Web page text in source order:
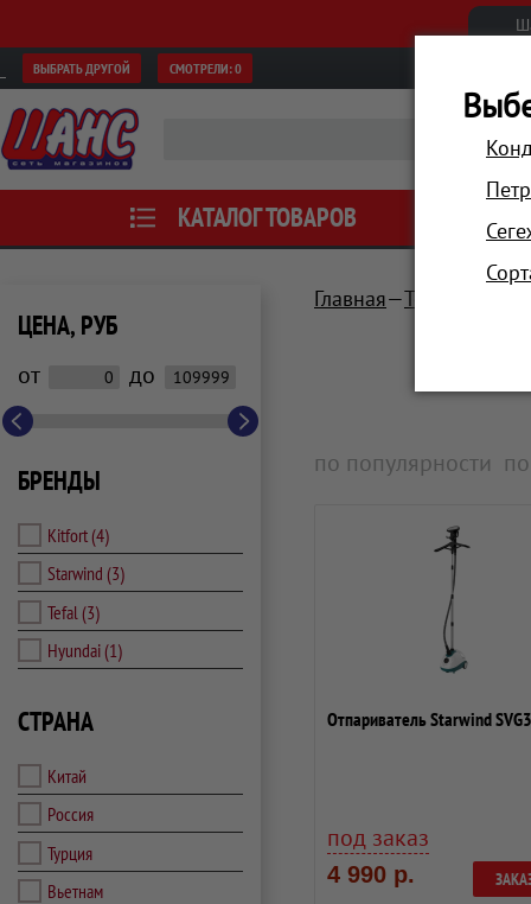
ВЫБРАТЬ ДРУГОЙ СМОТРЕЛИ:0
КАТАЛОГ ТОВАРОВ АКЦИИ
ЦЕНА, РУБ
от до
БРЕНДЫ
Kitfort(4)
Starwind (3)
Tefal (3)
Hyundai(1)
СТРАНА
Китай
Россия
Турция
Вьетнам
Главная Техника для
по популярности
Отпариватель Starwind
под заказ
4 990 р.